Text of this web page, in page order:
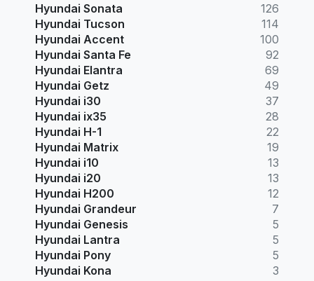
Hyundai Sonata
126
Hyundai Tucson
114
Hyundai Accent
100
Hyundai Santa Fe
92
Hyundai Elantra
69
Hyundai Getz
49
Hyundai i30
37
Hyundai ix35
28
Hyundai H-1
22
Hyundai Matrix
19
Hyundai i10
13
Hyundai i20
13
Hyundai H200
12
Hyundai Grandeur
7
Hyundai Genesis
5
Hyundai Lantra
5
Hyundai Pony
5
Hyundai Kona
3